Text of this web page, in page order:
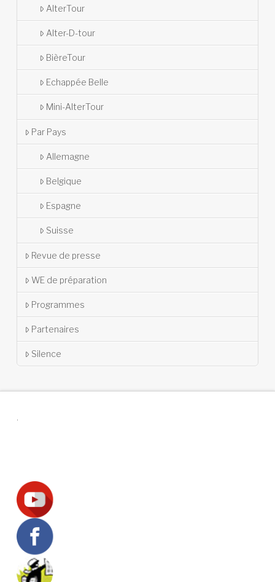
AlterTour
Alter-D-tour
BièreTour
Echappée Belle
Mini-AlterTour
Par Pays
Allemagne
Belgique
Espagne
Suisse
Revue de presse
WE de préparation
Programmes
Partenaires
Silence